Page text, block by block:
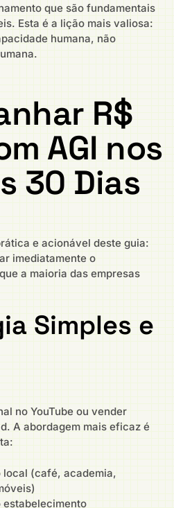
que são fundamentais
Esta é a lição mais valiosa:
humana, não
R$
AGI nos
30 Dias
e acionável deste guia:
imediatamente o
a maioria das empresas
Simples e
no YouTube ou vender
A abordagem mais eficaz é
local (café, academia,
estabelecimento